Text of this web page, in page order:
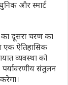
और स्मार्ट
का दूसरा चरण का
एक ऐतिहासिक
व्यवस्था को
पर्यावरणीय संतुलन